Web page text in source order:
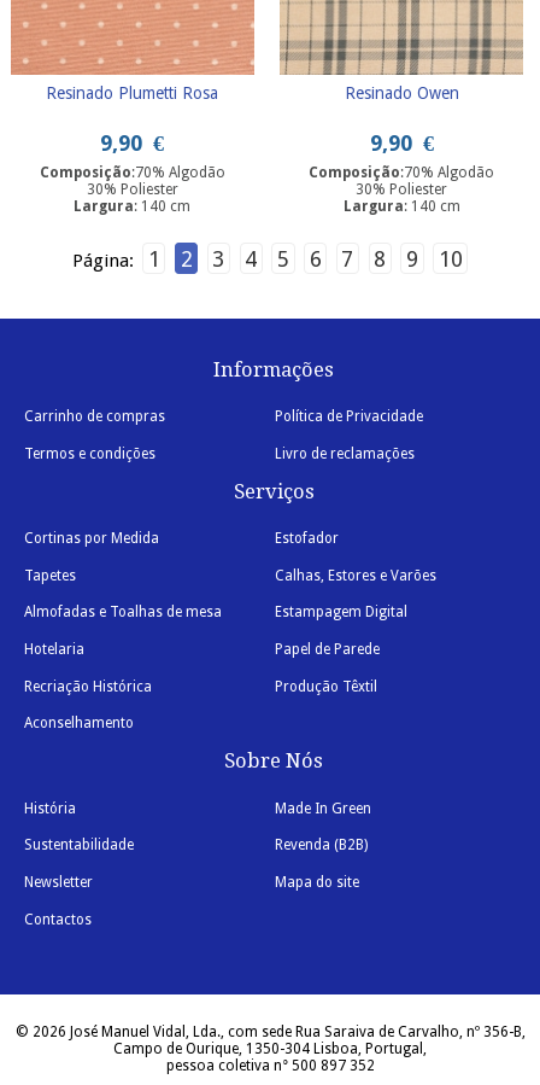
Resinado Plumetti Rosa
9,90 €
Composição:70% Algodão
30% Poliester
Largura: 140 cm
Resinado Owen
9,90 €
Composição:70% Algodão
30% Poliester
Largura: 140 cm
Página: 1 2 3 4 5 6 7 8 9 10
Informações
Carrinho de compras Política de Privacidade
Termos e condições Livro de reclamações
Serviços
Cortinas por Medida Estofador
Tapetes Calhas, Estores e Varões
Almofadas e Toalhas de mesa Estampagem Digital
Hotelaria Papel de Parede
Recriação Histórica Produção Têxtil
Aconselhamento
Sobre Nós
História Made In Green
Sustentabilidade Revenda (B2B)
Newsletter Mapa do site
Contactos
© 2026 José Manuel Vidal, Lda., com sede Rua Saraiva de Carvalho, nº 356-B,
Campo de Ourique, 1350-304 Lisboa, Portugal,
pessoa coletiva n° 500 897 352